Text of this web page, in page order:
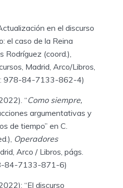
en el discurso
el caso de la Reina
Rodríguez (coord.),
Madrid, Arco/Libros,
978-84-7133-862-4)
“Como siempre,
argumentativas y
de tiempo” en C.
Operadores
Arco / Libros, págs.
84-7133-871-6)
“El discurso